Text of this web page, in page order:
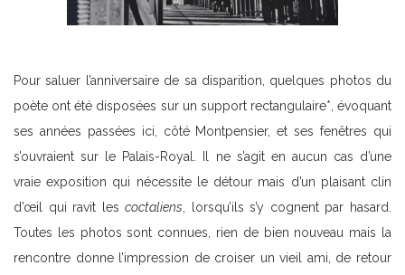
Pour saluer l’anniversaire de sa disparition, quelques photos du
poète ont été disposées sur un support rectangulaire*, évoquant
ses années passées ici, côté Montpensier, et ses fenêtres qui
s’ouvraient sur le Palais-Royal. Il ne s’agit en aucun cas d’une
vraie exposition qui nécessite le détour mais d’un plaisant clin
d’œil qui ravit lescoctaliens , lorsqu’ils s’y cognent par hasard.
Toutes les photos sont connues, rien de bien nouveau mais la
rencontre donne l’impression de croiser un vieil ami, de retour